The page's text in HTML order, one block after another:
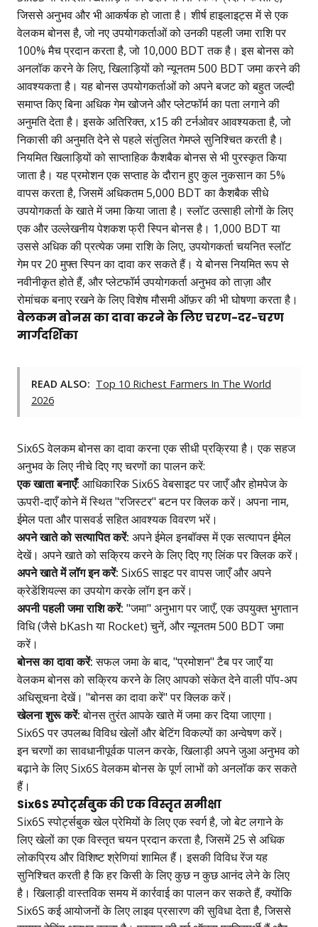
जिससे अनुभव और भी आकर्षक हो जाता है। शीर्ष हाइलाइट्स में से एक
वेलकम बोनस है, जो नए उपयोगकर्ताओं को उनकी पहली जमा राशि पर
100% मैच प्रदान करता है, जो 10,000 BDT तक है। इस बोनस को
अनलॉक करने के लिए, खिलाड़ियों को न्यूनतम 500 BDT जमा करने की
आवश्यकता है। यह बोनस उपयोगकर्ताओं को अपने बजट को बहुत जल्दी
समाप्त किए बिना अधिक गेम खोजने और प्लेटफॉर्म का पता लगाने की
अनुमति देता है। इसके अतिरिक्त, x15 की टर्नओवर आवश्यकता है, जो
निकासी की अनुमति देने से पहले संतुलित गेमप्ले सुनिश्चित करती है।
नियमित खिलाड़ियों को साप्ताहिक कैशबैक बोनस से भी पुरस्कृत किया
जाता है। यह प्रमोशन एक सप्ताह के दौरान हुए कुल नुकसान का 5%
वापस करता है, जिसमें अधिकतम 5,000 BDT का कैशबैक सीधे
उपयोगकर्ता के खाते में जमा किया जाता है। स्लॉट उत्साही लोगों के लिए
एक और उल्लेखनीय पेशकश फ्री स्पिन बोनस है। 1,000 BDT या
उससे अधिक की प्रत्येक जमा राशि के लिए, उपयोगकर्ता चयनित स्लॉट
गेम पर 20 मुफ्त स्पिन का दावा कर सकते हैं। ये बोनस नियमित रूप से
नवीनीकृत होते हैं, और प्लेटफॉर्म उपयोगकर्ता अनुभव को ताज़ा और
रोमांचक बनाए रखने के लिए विशेष मौसमी ऑफ़र की भी घोषणा करता है।
वेलकम बोनस का दावा करने के लिए चरण-दर-चरण
मार्गदर्शिका
READ ALSO: Top 10 Richest Farmers In The World
2026
Six6S वेलकम बोनस का दावा करना एक सीधी प्रक्रिया है। एक सहज
अनुभव के लिए नीचे दिए गए चरणों का पालन करें:
एक खाता बनाएँ: आधिकारिक Six6S वेबसाइट पर जाएँ और होमपेज के
ऊपरी-दाएँ कोने में स्थित "रजिस्टर" बटन पर क्लिक करें। अपना नाम,
ईमेल पता और पासवर्ड सहित आवश्यक विवरण भरें।
अपने खाते को सत्यापित करें: अपने ईमेल इनबॉक्स में एक सत्यापन ईमेल
देखें। अपने खाते को सक्रिय करने के लिए दिए गए लिंक पर क्लिक करें।
अपने खाते में लॉग इन करें: Six6S साइट पर वापस जाएँ और अपने
क्रेडेंशियल्स का उपयोग करके लॉग इन करें।
अपनी पहली जमा राशि करें: "जमा" अनुभाग पर जाएँ, एक उपयुक्त भुगतान
विधि (जैसे bKash या Rocket) चुनें, और न्यूनतम 500 BDT जमा
करें।
बोनस का दावा करें:सफल जमा के बाद, "प्रमोशन" टैब पर जाएँ या
वेलकम बोनस को सक्रिय करने के लिए आपको संकेत देने वाली पॉप-अप
अधिसूचना देखें। "बोनस का दावा करें" पर क्लिक करें।
खेलना शुरू करें:बोनस तुरंत आपके खाते में जमा कर दिया जाएगा।
Six6S पर उपलब्ध विविध खेलों और बेटिंग विकल्पों का अन्वेषण करें।
इन चरणों का सावधानीपूर्वक पालन करके, खिलाड़ी अपने जुआ अनुभव को
बढ़ाने के लिए Six6S वेलकम बोनस के पूर्ण लाभों को अनलॉक कर सकते
हैं।
Six6S स्पोर्ट्सबुक की एक विस्तृत समीक्षा
Six6S स्पोर्ट्सबुक खेल प्रेमियों के लिए एक स्वर्ग है, जो बेट लगाने के
लिए खेलों का एक विस्तृत चयन प्रदान करता है, जिसमें 25 से अधिक
लोकप्रिय और विशिष्ट श्रेणियां शामिल हैं। इसकी विविध रेंज यह
सुनिश्चित करती है कि हर किसी के लिए कुछ न कुछ आनंद लेने के लिए
है। खिलाड़ी वास्तविक समय में कार्रवाई का पालन कर सकते हैं, क्योंकि
Six6S कई आयोजनों के लिए लाइव प्रसारण की सुविधा देता है, जिससे